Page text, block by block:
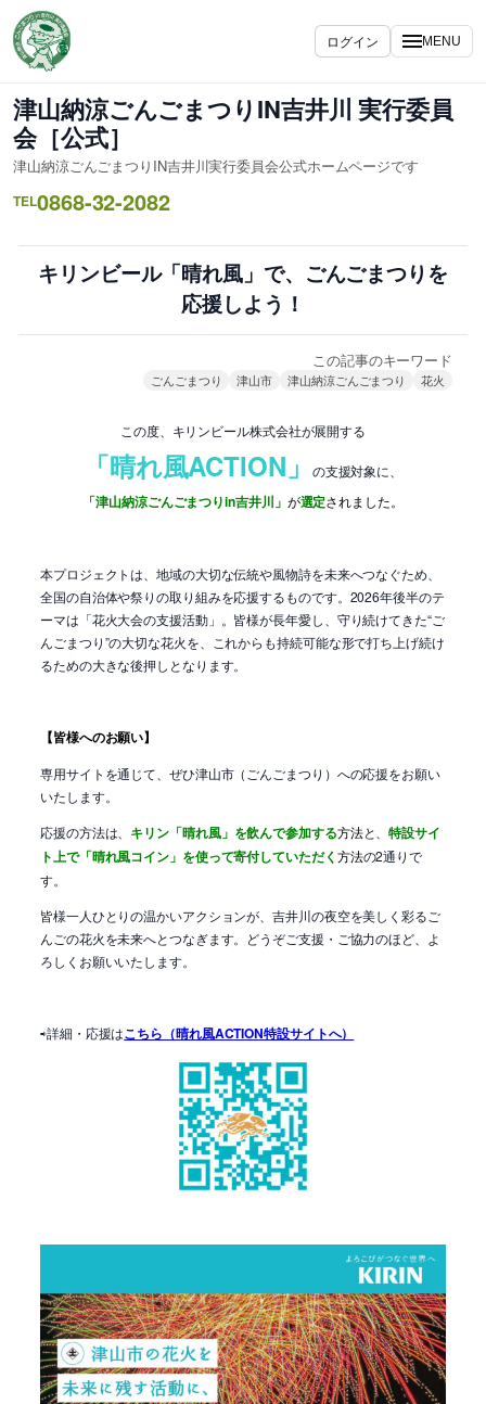
容
を
ス
キ
ッ
プ
ログイン MENU
津山納涼ごんごまつりIN吉井川 実行委員
会［公式］
津山納涼ごんごまつりIN吉井川実行委員会公式ホームページです
TEL0868-32-2082
キリンビール「晴れ風」で、ごんごまつりを
応援しよう！
この記事のキーワード
ごんごまつり 津山市 津山納涼ごんごまつり 花火
この度、キリンビール株式会社が展開する
「晴れ風ACTION」 の支援対象に、
「津山納涼ごんごまつりin吉井川」 が選定されました。
本プロジェクトは、地域の大切な伝統や風物詩を未来へつなぐため、
全国の自治体や祭りの取り組みを応援するものです。2026年後半のテ
ーマは「花火大会の支援活動」。皆様が長年愛し、守り続けてきた“ご
んごまつり”の大切な花火を、これからも持続可能な形で打ち上げ続け
るための大きな後押しとなります。
【皆様へのお願い】
専用サイトを通じて、ぜひ津山市（ごんごまつり）への応援をお願い
いたします。
応援の方法は、 キリン「晴れ風」を飲んで参加する方法と、特設サイ
ト上で「晴れ風コイン」を使って寄付していただく方法の2通りで
す。
皆様一人ひとりの温かいアクションが、吉井川の夜空を美しく彩るご
んごの花火を未来へとつなぎます。どうぞご支援・ご協力のほど、よ
ろしくお願いいたします。
⇨詳細・応援はこちら（晴れ風ACTION特設サイトへ）